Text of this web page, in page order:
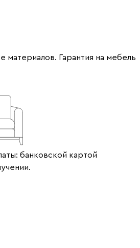
материалов. Гарантия на мебель
банковской картой